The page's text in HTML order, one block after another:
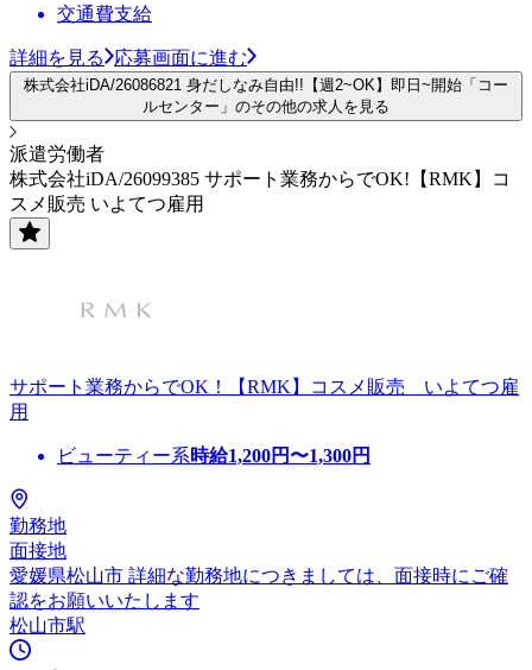
交通費支給
詳細を見る 応募画面に進む
株式会社iDA/26086821 身だしなみ自由!!【週2~OK】即日~開始「コー
ルセンター」のその他の求人を見る
派遣労働者
株式会社iDA/26099385 サポート業務からでOK!【RMK】コ
スメ販売 いよてつ雇用
サポート業務からでOK！【RMK】コスメ販売 いよてつ雇
用
ビューティー系時給1,200円〜1,300円
勤務地
面接地
愛媛県松山市 詳細な勤務地につきましては、面接時にご確
認をお願いいたします
松山市駅